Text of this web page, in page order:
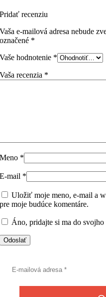
Pridať recenziu
Vaša e-mailová adresa nebude
označené *
Vaše hodnotenie *
Vaša recenzia *
Meno *
E-mail *
Uložiť moje meno, e-mail a
pre moje budúce komentáre.
Áno, pridajte si ma do svojho